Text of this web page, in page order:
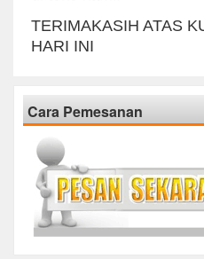
TERIMAKASIH ATAS
HARI INI
Cara Pemesanan